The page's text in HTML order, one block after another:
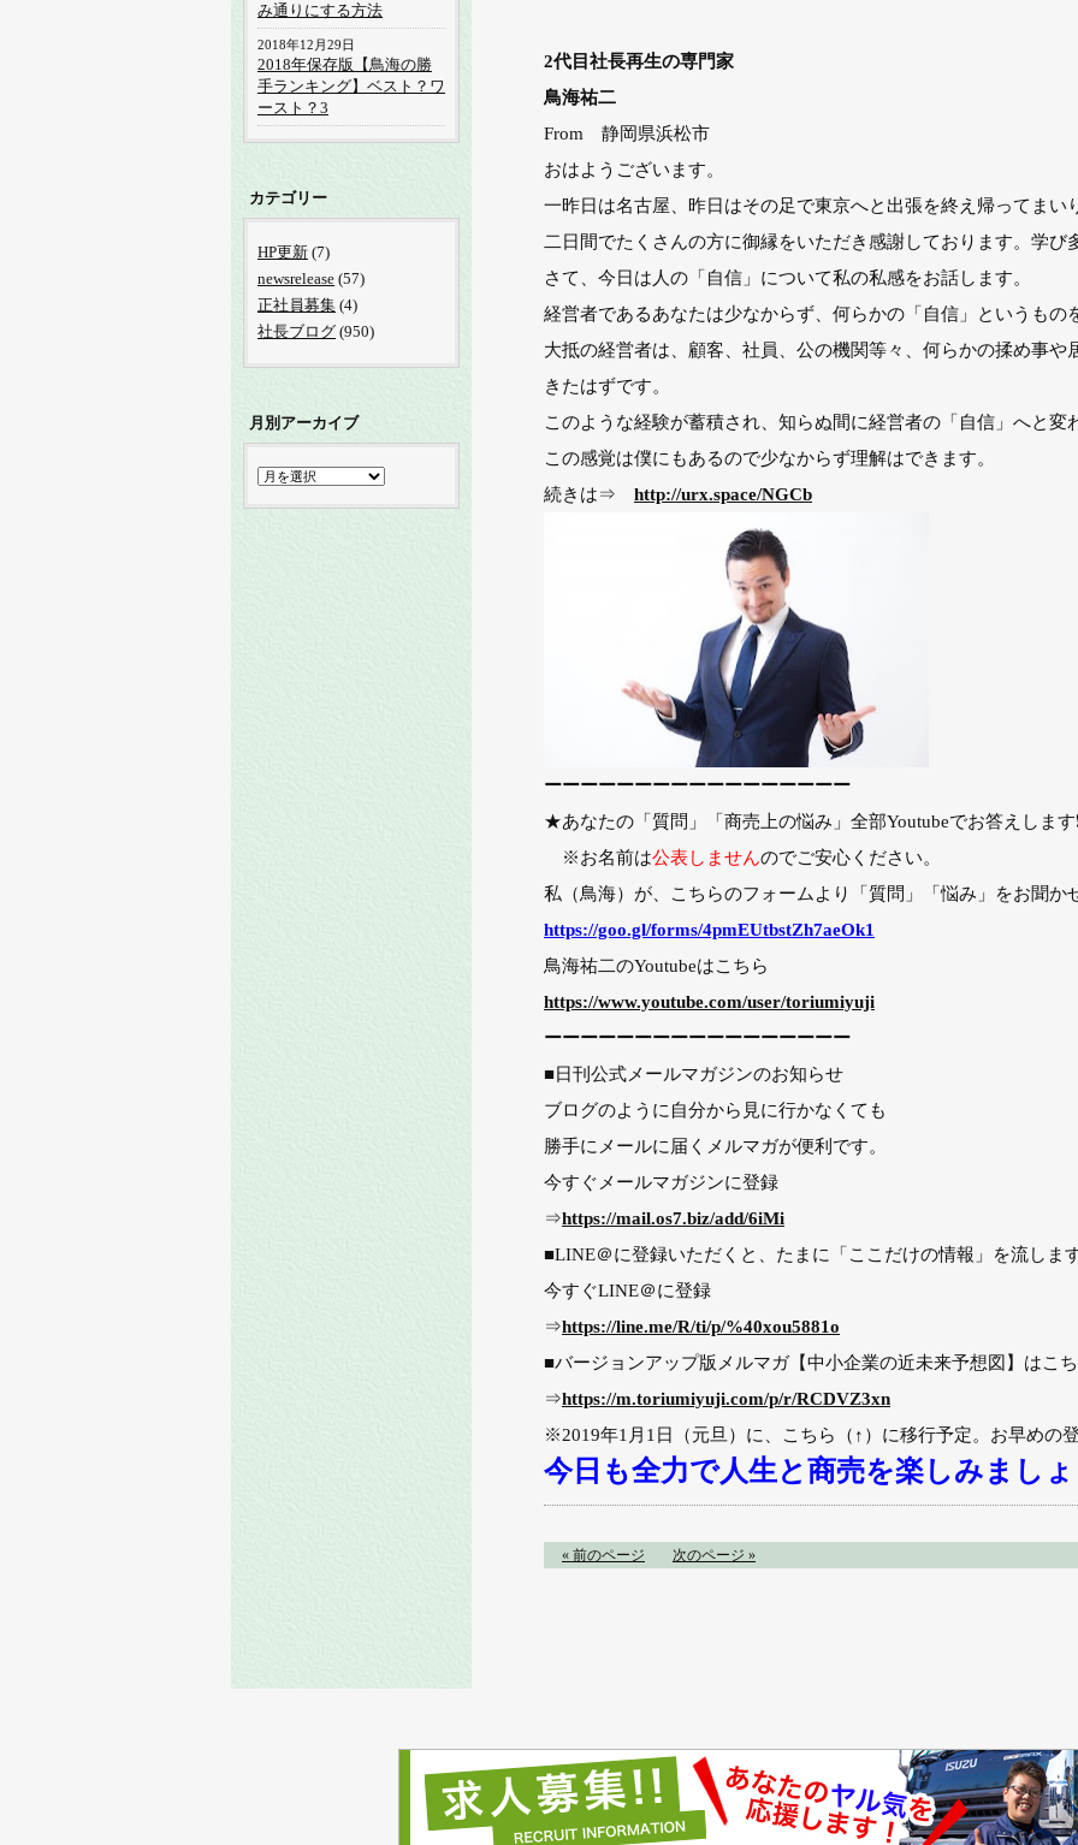
2代目社長再生の専門家
鳥海祐二
From 静岡県浜松市
おはようございます。
一昨日は名古屋、昨日はその足で東京へと出張を終え帰ってまい
二日間でたくさんの方に御縁をいただき感謝しております。学び
さて、今日は人の「自信」について私の私感をお話します。
経営者であるあなたは少なからず、何らかの「自信」というもの
大抵の経営者は、顧客、社員、公の機関等々、何らかの揉め事や
きたはずです。
このような経験が蓄積され、知らぬ間に経営者の「自信」へと変
この感覚は僕にもあるので少なからず理解はできます。
続きは⇒ http://urx.space/NGCb
ーーーーーーーーーーーーーーーーー
★あなたの「質問」「商売上の悩み」全部Youtubeでお答えします
※お名前は公表しませんのでご安心ください。
私（鳥海）が、こちらのフォームより「質問」「悩み」をお聞か
https://goo.gl/forms/4pmEUtbstZh7aeOk1
鳥海祐二のYoutubeはこちら
https://www.youtube.com/user/toriumiyuji
ーーーーーーーーーーーーーーーーー
■日刊公式メールマガジンのお知らせ
ブログのように自分から見に行かなくても
勝手にメールに届くメルマガが便利です。
今すぐメールマガジンに登録
⇒https://mail.os7.biz/add/6iMi
■LINE＠に登録いただくと、たまに「ここだけの情報」を流します
今すぐLINE＠に登録
⇒https://line.me/R/ti/p/%40xou5881o
■バージョンアップ版メルマガ【中小企業の近未来予想図】はこ
⇒https://m.toriumiyuji.com/p/r/RCDVZ3xn
※2019年1月1日（元旦）に、こちら（↑）に移行予定。お早めの登
今日も全力で人生と商売を楽しみましょ
« 前のページ 次のページ »
み通りにする方法
2018年12月29日
2018年保存版【鳥海の勝
手ランキング】ベスト？ワ
ースト？3
カテゴリー
HP更新 (7)
newsrelease (57)
正社員募集 (4)
社長ブログ (950)
月別アーカイブ